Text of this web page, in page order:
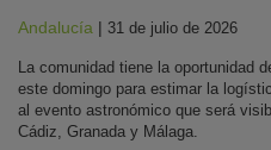
Andalucía | 31 de julio de 2026
La comunidad tiene la oportunidad
este domingo para estimar la
al evento astronómico que será
Cádiz, Granada y Málaga.